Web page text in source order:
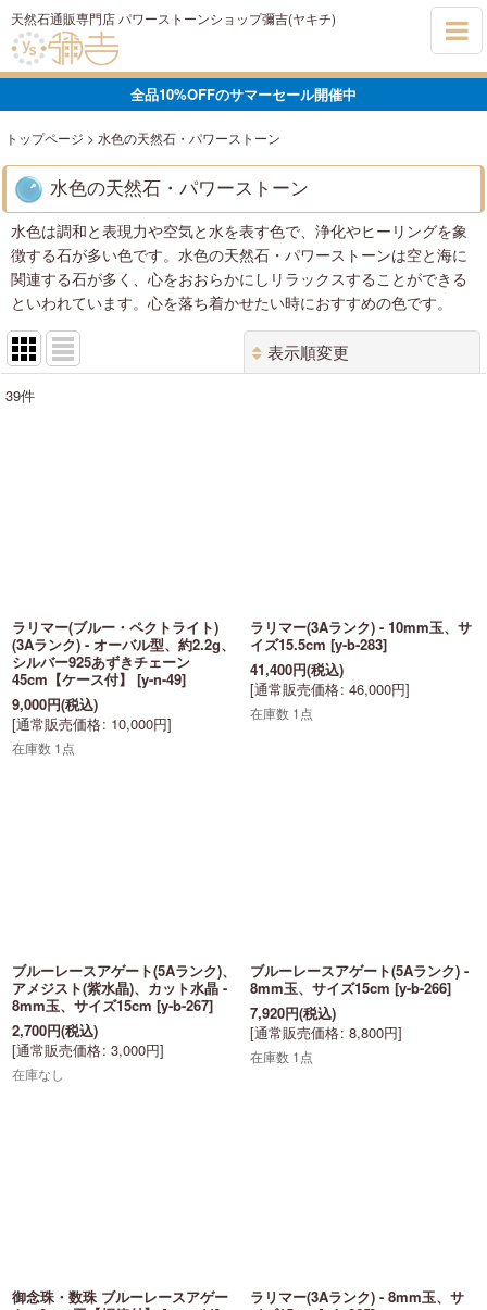
天然石通販専門店 パワーストーンショップ彌吉(ヤキチ)
全品10%OFFのサマーセール開催中
トップページ > 水色の天然石・パワーストーン
水色の天然石・パワーストーン
水色は調和と表現力や空気と水を表す色で、浄化やヒーリングを象
徴する石が多い色です。水色の天然石・パワーストーンは空と海に
関連する石が多く、心をおおらかにしリラックスすることができる
といわれています。心を落ち着かせたい時におすすめの色です。
表示順変更
39件
ラリマー(ブルー・ペクトライト)
(3Aランク) - オーバル型、約2.2g、
シルバー925あずきチェーン
45cm【ケース付】 [y-n-49]
9,000円(税込)
[通常販売価格: 10,000円]
在庫数 1点
ラリマー(3Aランク) - 10mm玉、サ
イズ15.5cm [y-b-283]
41,400円(税込)
[通常販売価格: 46,000円]
在庫数 1点
ブルーレースアゲート(5Aランク)、
アメジスト(紫水晶)、カット水晶 -
8mm玉、サイズ15cm [y-b-267]
2,700円(税込)
[通常販売価格: 3,000円]
在庫なし
ブルーレースアゲート(5Aランク) -
8mm玉、サイズ15cm [y-b-266]
7,920円(税込)
[通常販売価格: 8,800円]
在庫数 1点
御念珠・数珠 ブルーレースアゲー
ラリマー(3Aランク) - 8mm玉、サ